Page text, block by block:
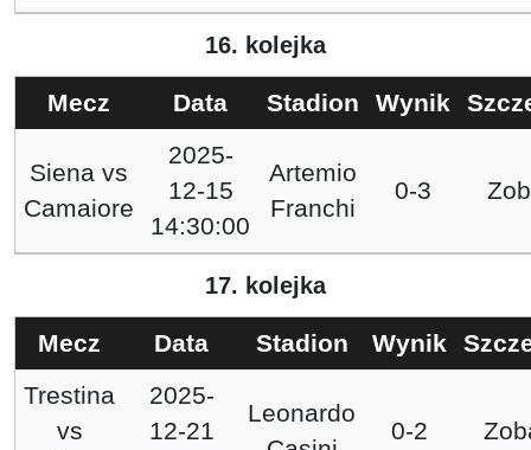
16. kolejka
Mecz Data Stadion Wynik
Siena vs
Camaiore
2025-
12-15
14:30:00
Artemio
Franchi
0-3
17. kolejka
Mecz Data Stadion Wynik
Trestina
vs
2025-
12-21
Leonardo
0-2